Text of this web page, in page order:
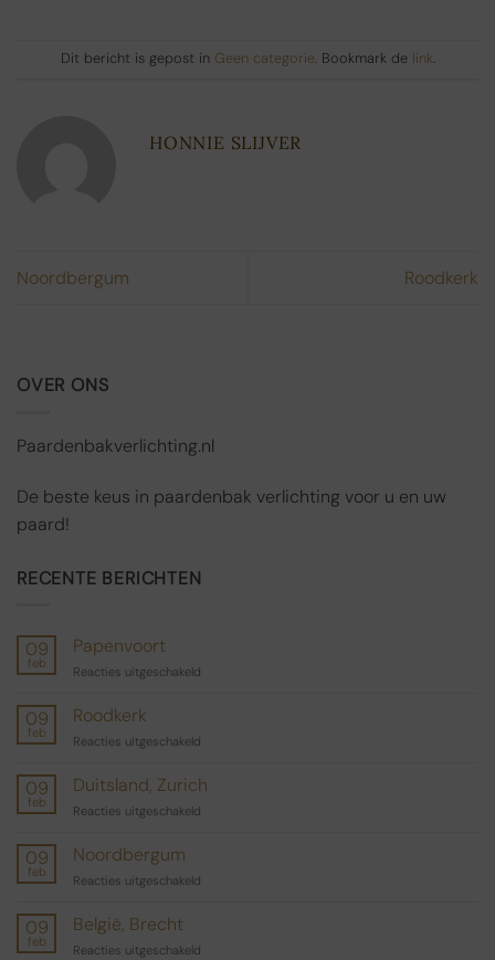
Dit bericht is gepost in Geen categorie. Bookmark de link.
HONNIE SLIJVER
Noordbergum Roodkerk
OVER ONS
Paardenbakverlichting.nl
De beste keus in paardenbak verlichting voor u en uw
paard!
RECENTE BERICHTEN
09
feb
Papenvoort
Reacties uitgeschakeld
09
feb
Roodkerk
Reacties uitgeschakeld
09
feb
Duitsland, Zurich
Reacties uitgeschakeld
09
feb
Noordbergum
Reacties uitgeschakeld
09
feb
België, Brecht
Reacties uitgeschakeld